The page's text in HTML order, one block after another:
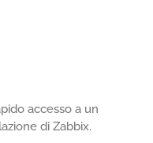
accesso a un
di Zabbix.